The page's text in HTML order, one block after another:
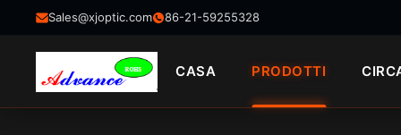
Sales@xjoptic.com 86-21-59255328
CASA PRODOTTI